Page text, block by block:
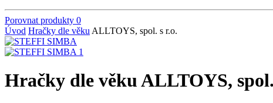
Porovnat produkty 0
Úvod Hračky dle věku ALLTOYS, spol. s r.o.
Hračky dle věku ALLTOYS,